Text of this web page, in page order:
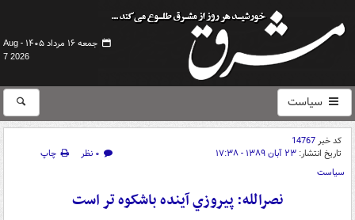
جمعه ۱۶ مرداد ۱۴۰۵ -
Aug
7 2026
سیاست
کد خبر14767
تاریخ انتشار: ۲۳ آبان ۱۳۸۹ - ۱۷:۳۸ ۰ نظر
چاپ
سیاست
نصرالله: پيروزي آينده باشکوه تر است